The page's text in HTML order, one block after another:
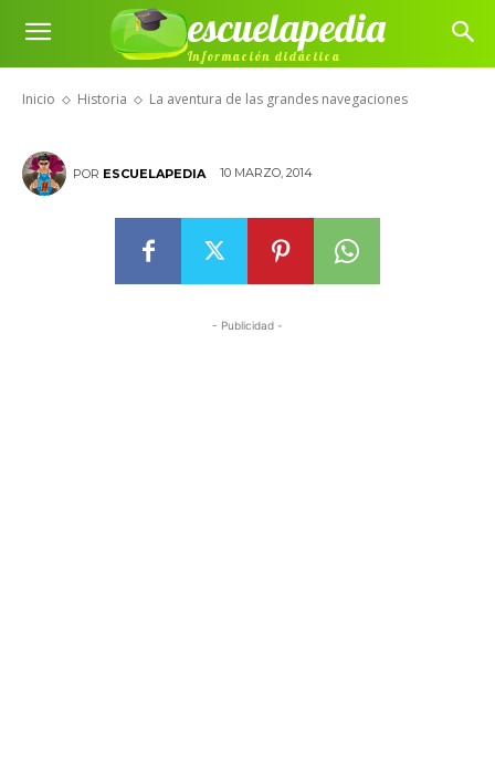
escuelapedia
Información didáctica
Inicio Historia La aventura de las grandes navegaciones
La aventura de las grandes
navegaciones
POR ESCUELAPEDIA 10 MARZO, 2014
- Publicidad -